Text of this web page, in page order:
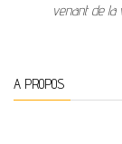
venant de la
A PROPOS